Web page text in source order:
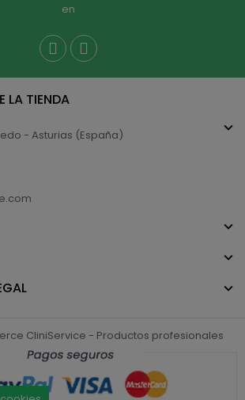
en
LA TIENDA
- Asturias (España)
CliniService - Productos profesionales